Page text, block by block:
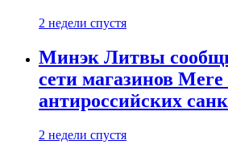
2 недели спустя
Минэк Литвы
сети магазинов Mere
антироссийских
2 недели спустя